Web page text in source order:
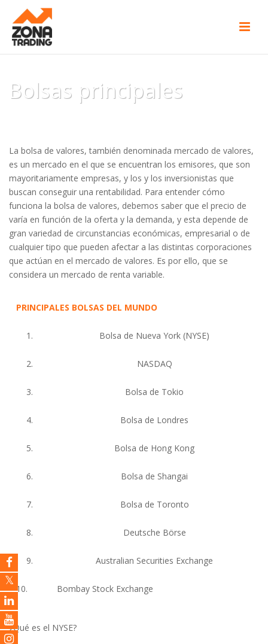
Bolsas principales
La bolsa de valores, también denominada mercado de valores,
es un mercado en el que se encuentran los emisores, que son
mayoritariamente empresas, y los y los inversionistas que
buscan conseguir una rentabilidad. Para entender cómo
funciona la bolsa de valores, debemos saber que el precio de
varía en función de la oferta y la demanda, y esta depende de
gran variedad de circunstancias económicas, empresarial o de
cualquier tipo que pueden afectar a las distintas corporaciones
que actúan en el mercado de valores. Es por ello, que se
considera un mercado de renta variable.
PRINCIPALES BOLSAS DEL MUNDO
1. Bolsa de Nueva York (NYSE)
2. NASDAQ
3. Bolsa de Tokio
4. Bolsa de Londres
5. Bolsa de Hong Kong
6. Bolsa de Shangai
7. Bolsa de Toronto
8. Deutsche Börse
9. Australian Securities Exchange
10. Bombay Stock Exchange
¿Qué es el NYSE?